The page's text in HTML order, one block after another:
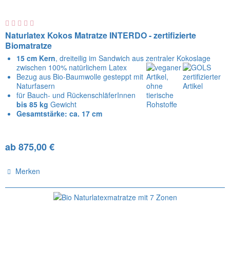
Naturlatex Kokos Matratze INTERDO - zertifizierte
Biomatratze
15 cm Kern, dreiteilig im Sandwich aus zentraler Kokoslage
zwischen 100% natürlichem Latex
Bezug aus Bio-Baumwolle gesteppt mit
Naturfasern
für Bauch- und RückenschläferInnen
bis 85 kg Gewicht
Gesamtstärke: ca. 17 cm
ab 875,00 €
Merken